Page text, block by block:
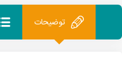
توضیحات